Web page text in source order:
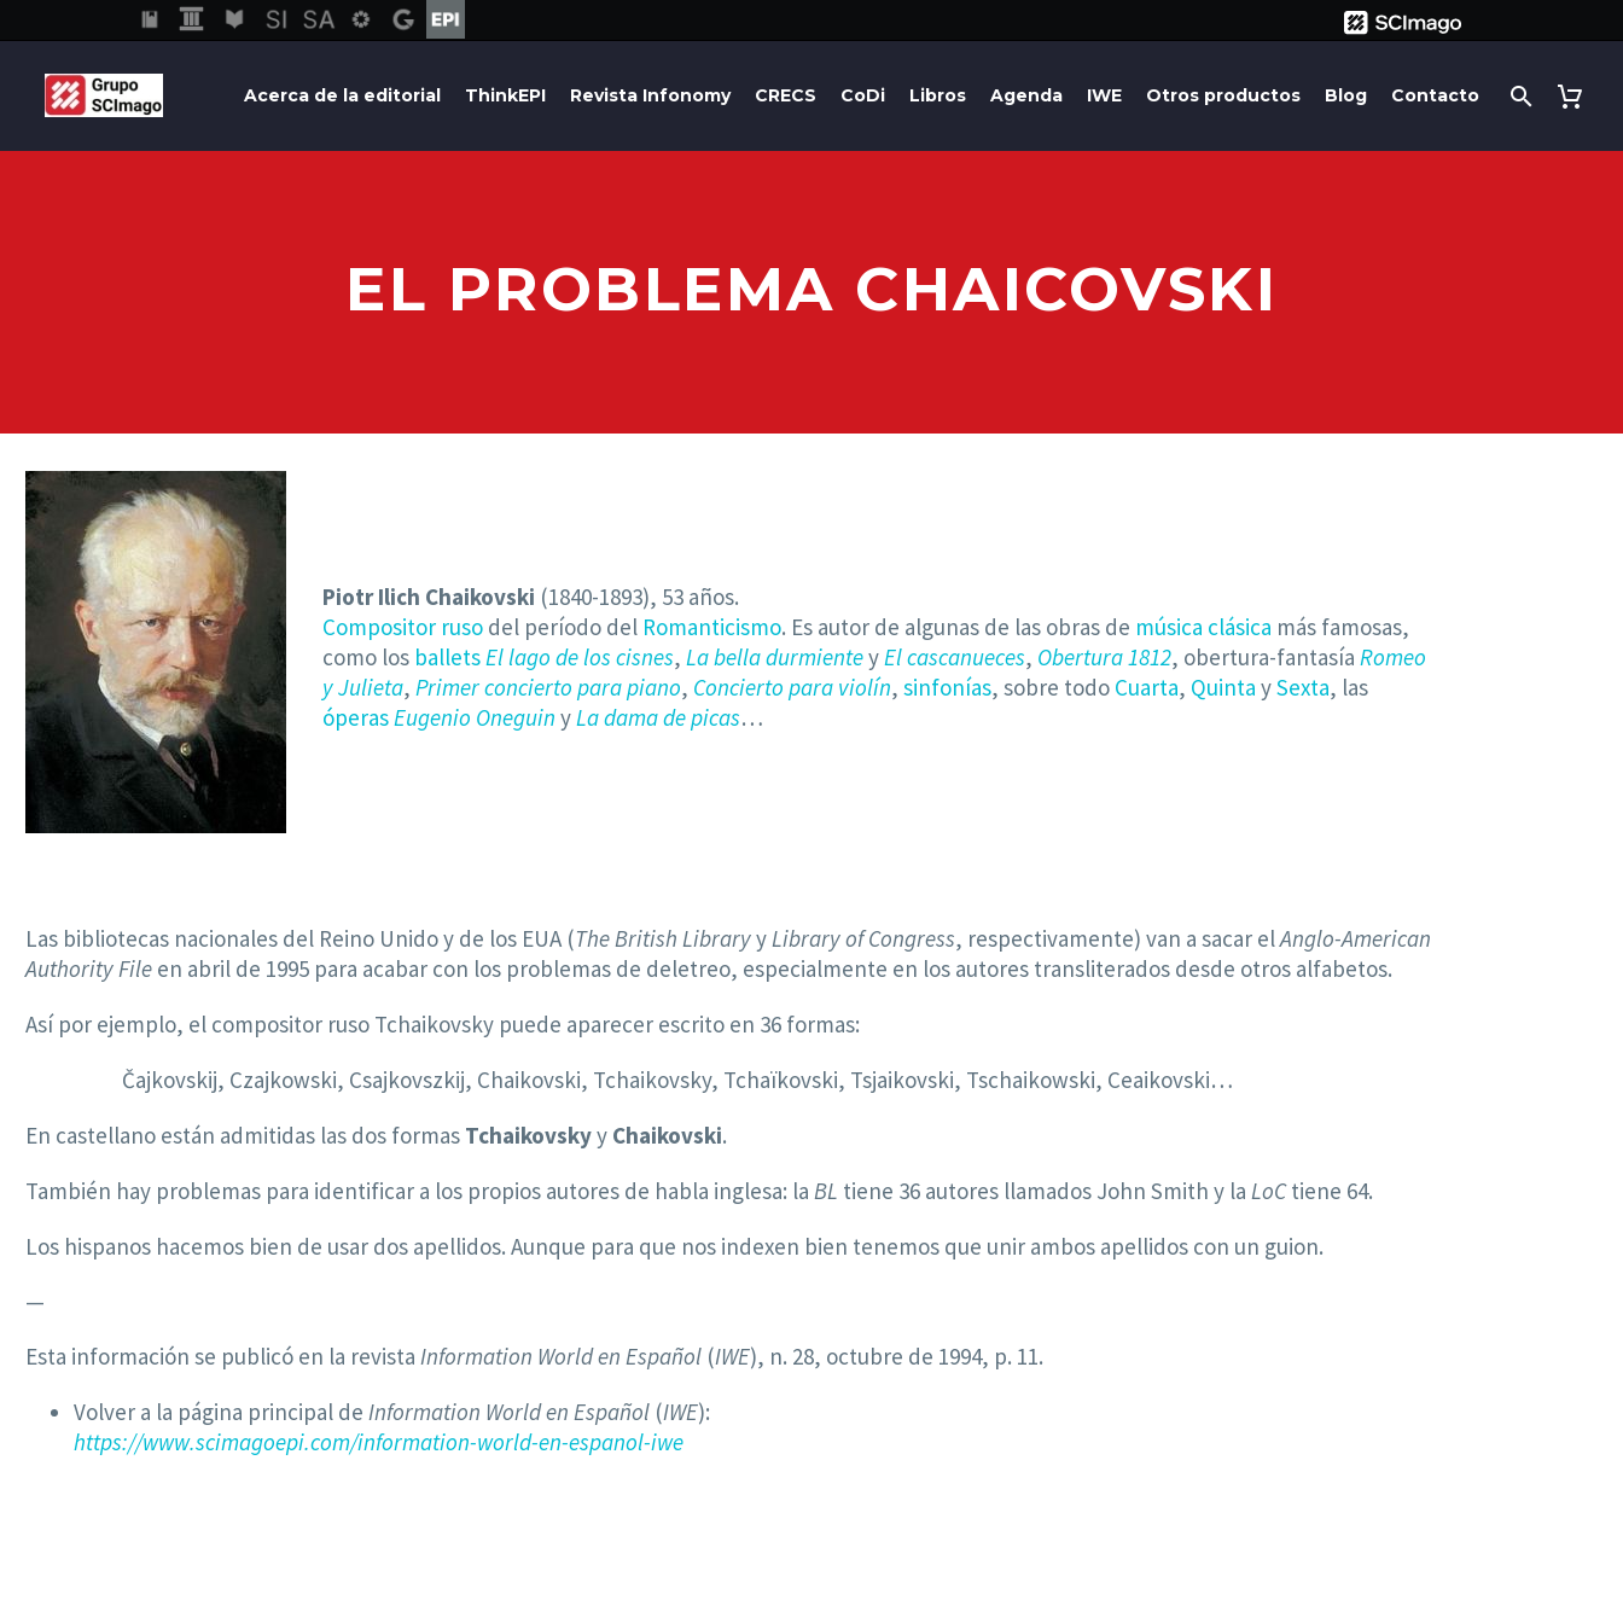
Acerca de la editorial ThinkEPI Revista Infonomy CRECS CoDi Libros Agenda IWE Otros productos Blog Contacto
EL PROBLEMA CHAICOVSKI
Piotr Ilich Chaikovski (1840-1893), 53 años.
Compositor ruso del período del Romanticismo. Es autor de algunas de las obras de música clásica más famosas,
como los ballets El lago de los cisnes, La bella durmientey El cascanueces, Obertura 1812, obertura-fantasía Romeo
y Julieta, Primer concierto para piano, Concierto para violín,sinfonías, sobre todo Cuarta, Quinta ySexta, las
óperas Eugenio Oneguin y La dama de picas…
Las bibliotecas nacionales del Reino Unido y de los EUA (The British LibraryyLibrary of Congress, respectivamente) van a sacar elAnglo-American
Authority File en abril de 1995 para acabar con los problemas de deletreo, especialmente en los autores transliterados desde otros alfabetos.
Así por ejemplo, el compositor ruso Tchaikovsky puede aparecer escrito en 36 formas:
Čajkovskij, Czajkowski, Csajkovszkij, Chaikovski, Tchaikovsky, Tchaïkovski, Tsjaikovski, Tschaikowski, Ceaikovski…
En castellano están admitidas las dos formas Tchaikovskyy Chaikovski.
También hay problemas para identificar a los propios autores de habla inglesa: la BL tiene 36 autores llamados John Smith y la LoCtiene 64.
Los hispanos hacemos bien de usar dos apellidos. Aunque para que nos indexen bien tenemos que unir ambos apellidos con un guion.
—
Esta información se publicó en la revista Information World en Español (IWE), n. 28, octubre de 1994, p. 11.
Volver a la página principal de Information World en Español (IWE):
https://www.scimagoepi.com/information-world-en-espanol-iwe